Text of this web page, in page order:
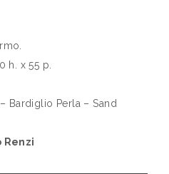
h. x 55 p.
Bardiglio Perla – Sand
Renzi